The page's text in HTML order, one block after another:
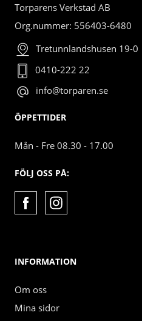
Torparens Verkstad AB
Org.nummer: 556403-6480
Tretunnlandshusen 19-
0410-222 22
info@torparen.se
ÖPPETTIDER
Mån - Fre 08.30 - 17.00
FÖLJ OSS PÅ:
INFORMATION
Om oss
Mina sidor